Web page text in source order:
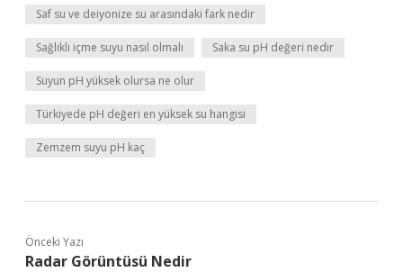
Saf su ve deiyonize su arasındaki fark nedir
Sağlıklı içme suyu nasıl olmalı Saka su pH değeri nedir
Suyun pH yüksek olursa ne olur
Türkiyede pH değeri en yüksek su hangisi
Zemzem suyu pH kaç
Önceki Yazı
Radar Görüntüsü Nedir